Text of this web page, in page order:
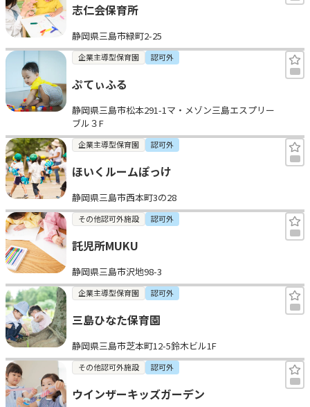
志仁会保育所
静岡県三島市緑町2-25
企業主導型保育園 認可外
ぷてぃふる
静岡県三島市松本291-1マ・メゾン三島エスプリー
ブル３F
企業主導型保育園 認可外
ほいくルームぽっけ
静岡県三島市西本町3の28
その他認可外施設 認可外
託児所MUKU
静岡県三島市沢地98-3
企業主導型保育園 認可外
三島ひなた保育園
静岡県三島市芝本町12-5鈴木ビル1F
その他認可外施設 認可外
ウインザーキッズガーデン